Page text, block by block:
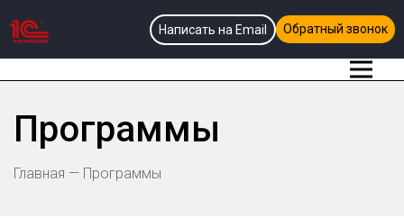
Написать на Email Обратный звонок
Программы
Главная — Программы